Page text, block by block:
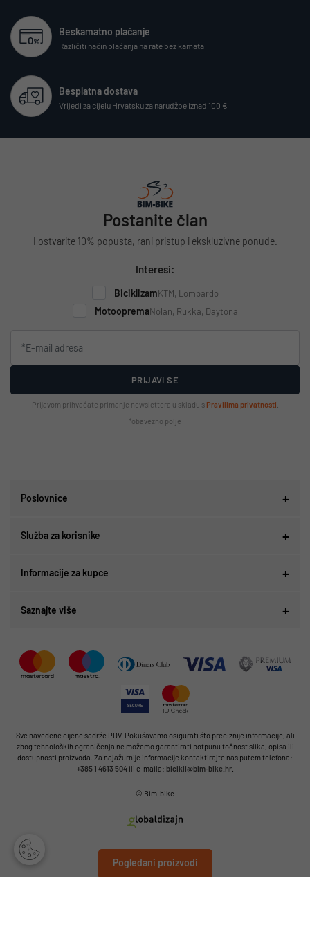
Pogledani proizvodi
Beskamatno plaćanje
Različiti način plaćanja na rate bez kamata
Besplatna dostava
Vrijedi za cijelu Hrvatsku za narudžbe iznad 100 €
Postanite član
I ostvarite 10% popusta, rani pristup i ekskluzivne ponude.
Interesi:
BiciklizamKTM, Lombardo
MotoopremaNolan, Rukka, Daytona
PRIJAVI SE
Prijavom prihvaćate primanje newslettera u skladu s Pravilima privatnosti
*obavezno polje
Poslovnice
Služba za korisnike
Informacije za kupce
Saznajte više
Sve navedene cijene sadrže PDV. Pokušavamo osigurati što preciznije informacije, ali
zbog tehnoloških ograničenja ne možemo garantirati potpunu točnost slika, opisa ili
dostupnosti proizvoda. Za najažurnije informacije kontaktirajte nas putem telefona:
+385 1 4613 504ili e-maila: bicikli@bim-bike.hr.
© Bim-bike